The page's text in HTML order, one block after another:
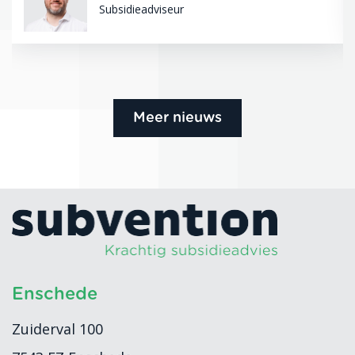
Subsidieadviseur
Meer nieuws
Enschede
Zuiderval 100